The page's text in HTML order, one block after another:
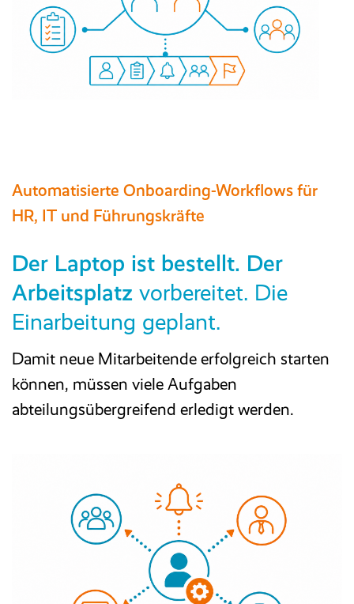
Automatisierte Onboarding-Workflows für
HR, IT und Führungskräfte
Der Laptop ist bestellt. Der
Arbeitsplatz vorbereitet. Die
Einarbeitung geplant.
Damit neue Mitarbeitende erfolgreich starten
können, müssen viele Aufgaben
abteilungsübergreifend erledigt werden.